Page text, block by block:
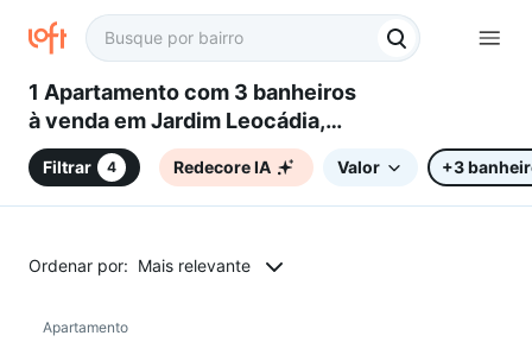
1 Apartamento com 3 banheiros
à venda em Jardim Leocádia,
Sorocaba, SP
Filtrar 4 Redecore IA Valor +3
Ordenar por: Mais relevante
Redecorar
Apartamento